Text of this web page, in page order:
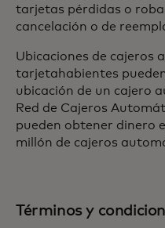
tarjetas pérdidas o
cancelación o de
Ubicaciones de cajeros
tarjetahabientes
ubicación de un cajero
Red de Cajeros
pueden obtener dinero
millón de cajeros
Términos y